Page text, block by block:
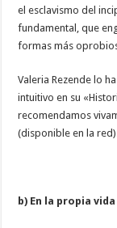
el esclavismo del
fundamental, que
formas más
Valeria Rezende lo
intuitivo en su
recomendamos
(disponible en la
b) En la propia